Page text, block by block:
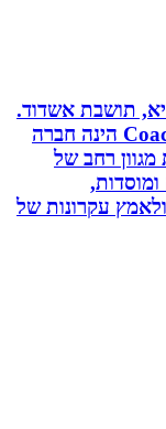
תושבת אשדוד.
בעלת Coach4Health, Coach4health הינה חברה
רחב של
עקרונות של